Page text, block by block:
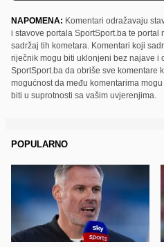
NAPOMENA: Komentari odražavaju
i stavove portala SportSport.ba te portal
sadržaj tih kometara. Komentari koji
riječnik mogu biti uklonjeni bez najave i
SportSport.ba da obriše sve komentare
mogućnost da među komentarima
biti u suprotnosti sa vašim uvjerenjima.
POPULARNO